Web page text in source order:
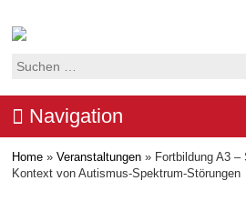
Suchen
Navigation
Home » Veranstaltungen » Fortbildung A3
Kontext von Autismus-Spektrum-Störungen